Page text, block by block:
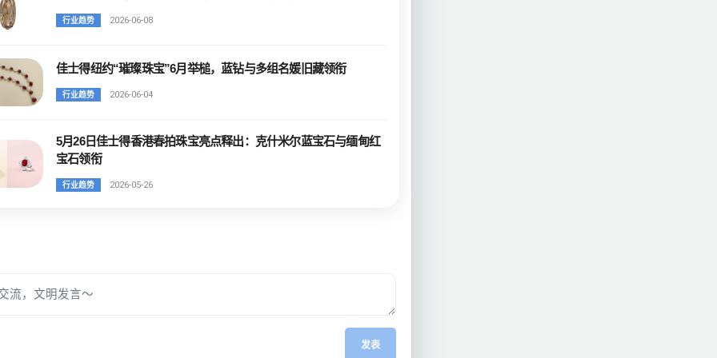
行业趋势 2026-06-08
佳士得纽约“璀璨珠宝”6月举槌，蓝钻与多组名媛旧藏领衔
行业趋势 2026-06-04
5月26日佳士得香港春拍珠宝亮点释出：克什米尔蓝宝石与缅甸红
宝石领衔
行业趋势 2026-05-26
发表